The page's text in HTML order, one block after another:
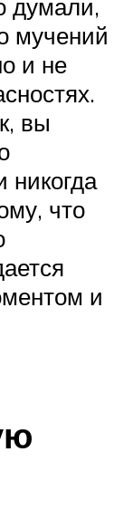
думали,
мучений
и не
вы
никогда
что
и